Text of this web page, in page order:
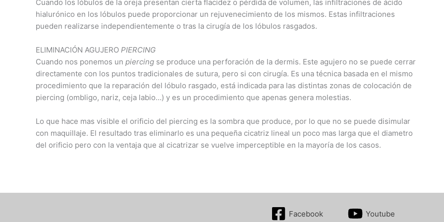
Cuando los lóbulos de la oreja presentan cierta flacidez o pérdida de volumen, las infiltraciones de ácido
hialurónico en los lóbulos puede proporcionar un rejuvenecimiento de los mismos. Estas infiltraciones
pueden realizarse independientemente o tras la cirugía de los lóbulos rasgados.
ELIMINACIÓN AGUJERO PIERCING
Cuando nos ponemos un piercing se produce una perforación de la dermis. Este agujero no se puede cerrar
directamente con los puntos tradicionales de sutura, pero si con cirugía. Es una técnica basada en el mismo
procedimiento que la reparación del lóbulo rasgado, está indicada para las distintas zonas de colocación de
piercing (ombligo, nariz, ceja labio…) y es un procedimiento que apenas genera molestias.
Lo que hace mas visible el orificio del piercing es la sombra que produce, por lo que no se puede disimular
con maquillaje. El resultado tras eliminarlo es una pequeña cicatriz lineal un poco mas larga que el diametro
del orificio pero con la ventaja que al cicatrizar se vuelve imperceptible en la mayoría de los casos.
Facebook Youtube